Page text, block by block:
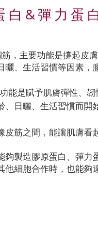
白&彈力蛋白
，主要功能是撐起皮
、生活習慣等因素，
能是賦予肌膚彈性、韌
日曬、生活習慣而開
筋之間，能讓肌膚看
製造膠原蛋白、彈力
細胞合作時，也能夠